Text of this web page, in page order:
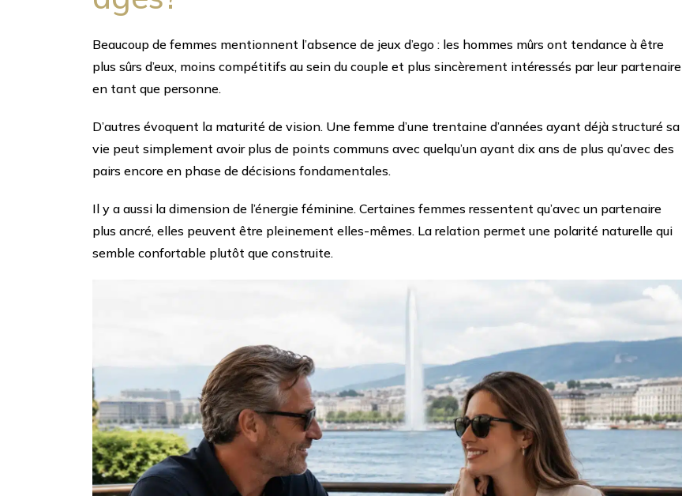
Beaucoup de femmes mentionnent l’absence de jeux d’ego : les hommes mûrs ont tendance à être
plus sûrs d’eux, moins compétitifs au sein du couple et plus sincèrement intéressés par leur partenaire
en tant que personne.
D’autres évoquent la maturité de vision. Une femme d’une trentaine d’années ayant déjà structuré sa
vie peut simplement avoir plus de points communs avec quelqu’un ayant dix ans de plus qu’avec des
pairs encore en phase de décisions fondamentales.
Il y a aussi la dimension de l’énergie féminine. Certaines femmes ressentent qu’avec un partenaire
plus ancré, elles peuvent être pleinement elles-mêmes. La relation permet une polarité naturelle qui
semble confortable plutôt que construite.